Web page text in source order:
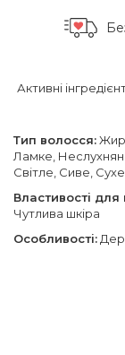
Активні
Тип волосся:
Ламке,
Світле, Сиве,
Властивості
Чутлива шкіра
Особливості: